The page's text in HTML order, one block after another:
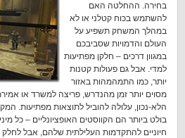
בחירה. ההחלטה האם
להשתמש בכוח קטלני או לא
במהלך המשחק תשפיע על
העולם והדמויות שסביבכם
במגוון דרכים – חלקן מפתיעות
למדי. אבל גם פעולות קטנות
יותר, כמו התמהמהות באזור
מסוים יותר זמן מהנדרש, פריצה למשרד או
הלא-נכון, עלולה להוביל לתוצאות מפתיעות.
בולט ביותר הם הקווסטים האופציונליים – כל
חיוניים להתקדמות העלילתית שלהם, אבל